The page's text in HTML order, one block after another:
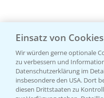
Einsatz von Cookies
Wir würden gerne optionale
zu verbessern und
Datenschutzerklärung im
insbesondere den USA. Dort
diesen Drittstaaten zu